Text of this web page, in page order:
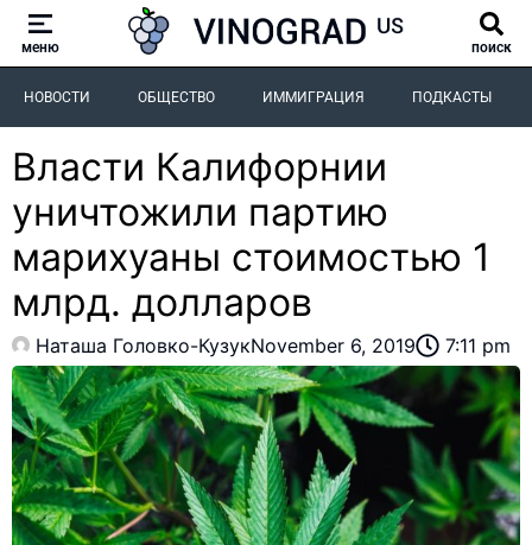
меню поиск
НОВОСТИ ОБЩЕСТВО ИММИГРАЦИЯ ПОДКАСТЫ
Власти Калифорнии
уничтожили партию
марихуаны стоимостью 1
млрд. долларов
Наташа Головко-КузукNovember 6, 2019 7:11 pm